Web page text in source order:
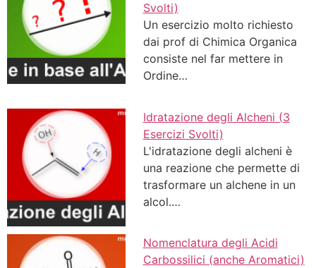
Svolti)
Un esercizio molto richiesto
dai prof di Chimica Organica
consiste nel far mettere in
Ordine…
Idratazione degli Alcheni (3
Esercizi Svolti)
L'idratazione degli alcheni è
una reazione che permette di
trasformare un alchene in un
alcol.…
Nomenclatura degli Acidi
Carbossilici (anche Aromatici)